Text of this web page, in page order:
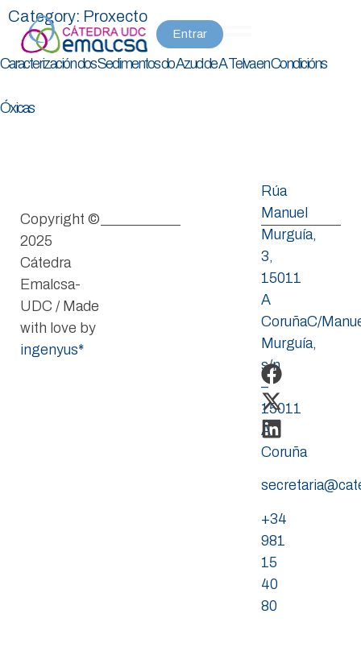
Entrar
Category: Proxecto
Caracterización dos Sedimentos do Azud de A Telva en Condicións
Óxicas
Rúa
Manuel
Murguía,
3,
15011
A
CoruñaC/
Murguía,
s/n
–
15011
A
Coruña
+34
981
15
40
80
Copyright ©
2025
Cátedra
Emalcsa-
UDC / Made
with love by
ingenyus*